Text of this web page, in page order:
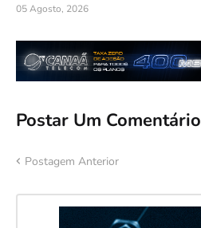
05 Agosto, 2026
Postar Um Comentário
Postagem Anterior